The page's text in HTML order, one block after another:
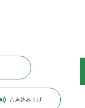
音声読み上げ
・植物関連施設
27日 / ページ番号：C076708